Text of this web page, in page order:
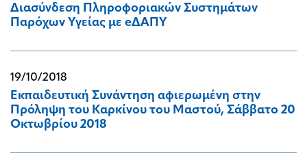
Διασύνδεση Πληροφοριακών Συστημάτων
Παρόχων Υγείας με eΔΑΠΥ
19/10/2018
Εκπαιδευτική Συνάντηση αφιερωμένη στην
Πρόληψη του Καρκίνου του Μαστού, Σάββατο 20
Οκτωβρίου 2018